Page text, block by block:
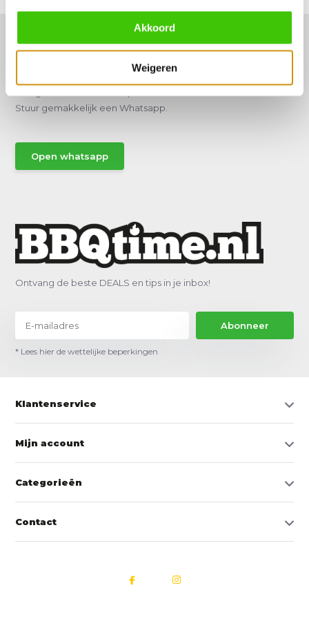
Akkoord
Weigeren
Hulp of advies nodig?
Stuur gemakkelijk een Whatsapp.
Open whatsapp
Ontvang de beste DEALS en tips in je inbox!
Abonneer
* Lees hier de wettelijke beperkingen
Klantenservice
Mijn account
Categorieën
Contact